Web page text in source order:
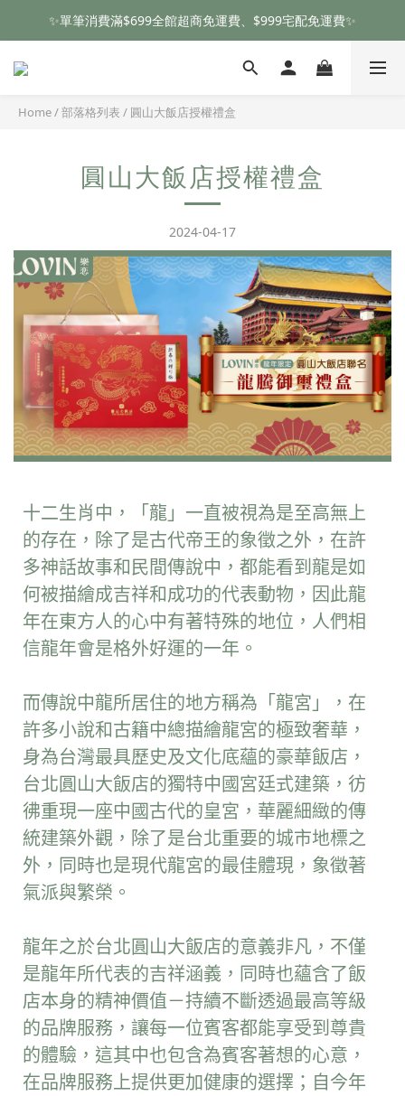
首次註冊就送$50元購物金，還不趕快加入!
✨單筆消費滿$699全館超商免運費、$999宅配免運費✨
首次註冊就送$50元購物金，還不趕快加入!
Home/部落格列表 / 圓山大飯店授權禮盒
圓山大飯店授權禮盒
2024-04-17
十二生肖中，「龍」一直被視為是至高無上
的存在，除了是古代帝王的象徵之外，在許
多神話故事和民間傳說中，都能看到龍是如
何被描繪成吉祥和成功的代表動物，因此龍
年在東方人的心中有著特殊的地位，人們相
信龍年會是格外好運的一年。
而傳說中龍所居住的地方稱為「龍宮」，在
許多小說和古籍中總描繪龍宮的極致奢華，
身為台灣最具歷史及文化底蘊的豪華飯店，
台北圓山大飯店的獨特中國宮廷式建築，彷
彿重現一座中國古代的皇宮，華麗細緻的傳
統建築外觀，除了是台北重要的城市地標之
外，同時也是現代龍宮的最佳體現，象徵著
氣派與繁榮。
龍年之於台北圓山大飯店的意義非凡，不僅
是龍年所代表的吉祥涵義，同時也蘊含了飯
店本身的精神價值－持續不斷透過最高等級
的品牌服務，讓每一位賓客都能享受到尊貴
的體驗，這其中也包含為賓客著想的心意，
在品牌服務上提供更加健康的選擇；自今年